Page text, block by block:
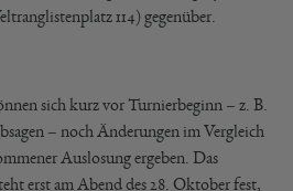
114) gegenüber.
sich kurz vor Turnierbeginn – z. B.
– noch Änderungen im Vergleich
Auslosung ergeben. Das
erst am Abend des 28. Oktober fest,